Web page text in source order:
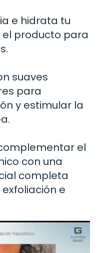
e hidrata tu
producto para
suaves
para
y estimular la
el
con una
completa
e